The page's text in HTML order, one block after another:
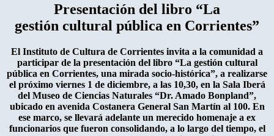
Presentación del libro “La
gestión cultural pública en Corrientes”
El Instituto de Cultura de Corrientes invita a la comunidad a
participar de la presentación del libro “La gestión cultural
pública en Corrientes, una mirada socio-histórica”, a realizarse
el próximo viernes 1 de diciembre, a las 10,30, en la Sala Iberá
del Museo de Ciencias Naturales “Dr. Amado Bonpland”,
ubicado en avenida Costanera General San Martín al 100. En
ese marco, se llevará adelante un merecido homenaje a ex
funcionarios que fueron consolidando, a lo largo del tiempo, el